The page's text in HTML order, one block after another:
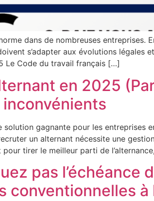
dans de nombreuses
s’adapter aux évolutions
Le Code du travail français […]
en 2025
solution gagnante pour les
un alternant nécessite une
tirer le meilleur parti de
pas
conventionnelles à